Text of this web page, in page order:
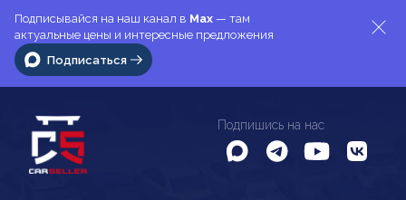
Подписывайся на наш канал в Max — там
актуальные цены и интересные предложения
Подписаться
Подпишись на нас